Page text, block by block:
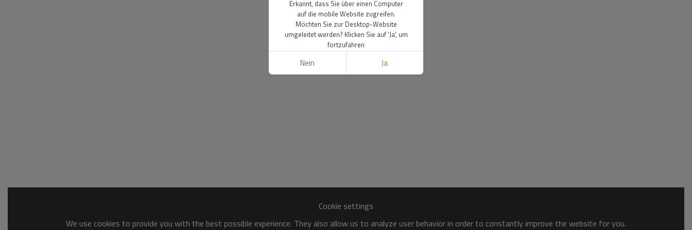
Cookie settings
We use cookies to provide you with the best possible experience. They also allow us to analyze user behavior in order to constantly improve the website for you.
Erkannt, dass Sie über einen Computer
auf die mobile Website zugreifen.
Möchten Sie zur Desktop-Website
umgeleitet werden? Klicken Sie auf 'Ja', um
fortzufahren
Nein Ja